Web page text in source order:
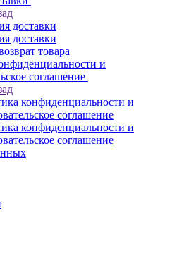
доставки
доставки
товара
и
соглашение
конфиденциальности и
соглашение
конфиденциальности и
соглашение